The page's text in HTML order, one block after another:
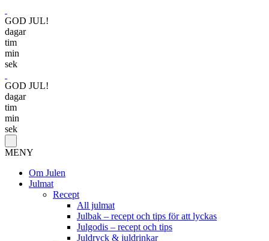
GOD JUL!
dagar
tim
min
sek
GOD JUL!
dagar
tim
min
sek
MENY
Om Julen
Julmat
Recept
All julmat
Julbak – recept och tips för att lyckas
Julgodis – recept och tips
Juldryck & juldrinkar